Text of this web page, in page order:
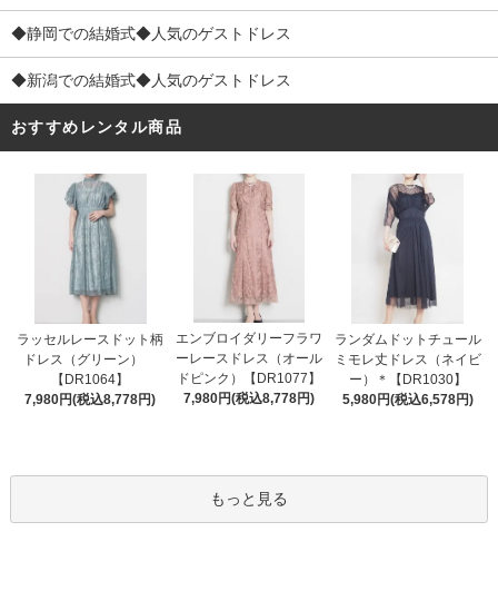
◆静岡での結婚式◆人気のゲストドレス
◆新潟での結婚式◆人気のゲストドレス
おすすめレンタル商品
ラッセルレースドット柄
ドレス（グリーン）
【DR1064】
7,980円(税込8,778円)
エンブロイダリーフラワ
ーレースドレス（オール
ドピンク）【DR1077】
7,980円(税込8,778円)
ランダムドットチュール
ミモレ丈ドレス（ネイビ
ー）＊【DR1030】
5,980円(税込6,578円)
もっと見る